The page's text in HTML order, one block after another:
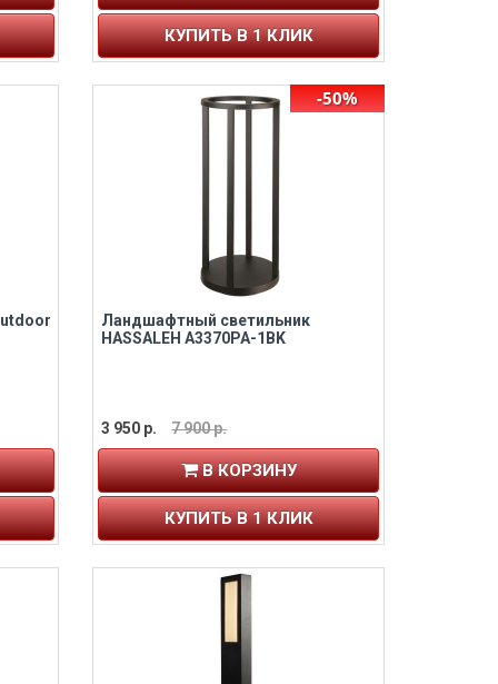
КУПИТЬ В 1 КЛИК
Ландшафтный светильник
HASSALEH A3370PA-1BK
-50%
3 950 р. 7 900 р.
В КОРЗИНУ
КУПИТЬ В 1 КЛИК